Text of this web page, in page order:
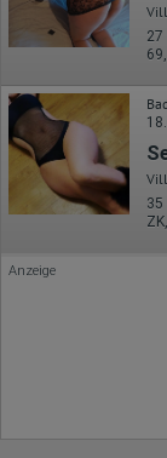
Herkunft (Land
Sprache
Betriebssystem
Browser und
Auflösung
verweisende
Welche
Welche
Wurden
Wohin ging
Wie lange blieb
auch im Rahmen
Anzeige